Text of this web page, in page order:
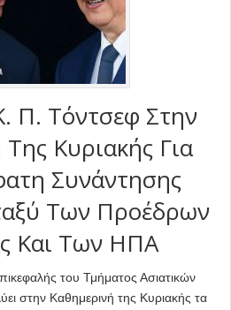
Π. Τόντσεφ Στην
Κυριακής Για
Συνάντησης
Των Προέδρων
Και Των ΗΠΑ
του Τμήματος Ασιατικών
στην Καθημερινή της Κυριακής τα